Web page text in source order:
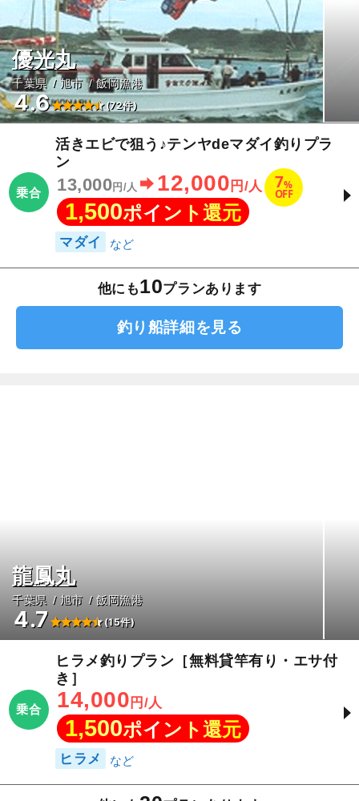
優光丸
千葉県 旭市 飯岡漁港
4.6 (72件)
乗合
活きエビで狙う♪テンヤdeマダイ釣りプラ
ン
13,000円/人 12,000 円/人 7%
OFF
1,500ポイント還元
マダイ
他にも10プランあります
釣り船詳細を見る
龍鳳丸
千葉県 旭市 飯岡漁港
4.7 (15件)
乗合
ヒラメ釣りプラン［無料貸竿有り・エサ付
き］
14,000 円/人
1,500ポイント還元
ヒラメ